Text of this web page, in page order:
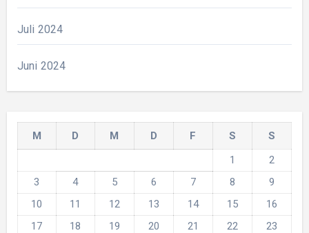
Juli 2024
Juni 2024
M D M D F S
S
1
2
3
4 5 6 7 8
9
10
11 12 13 14 15
16
17
18 19 20 21 22
23